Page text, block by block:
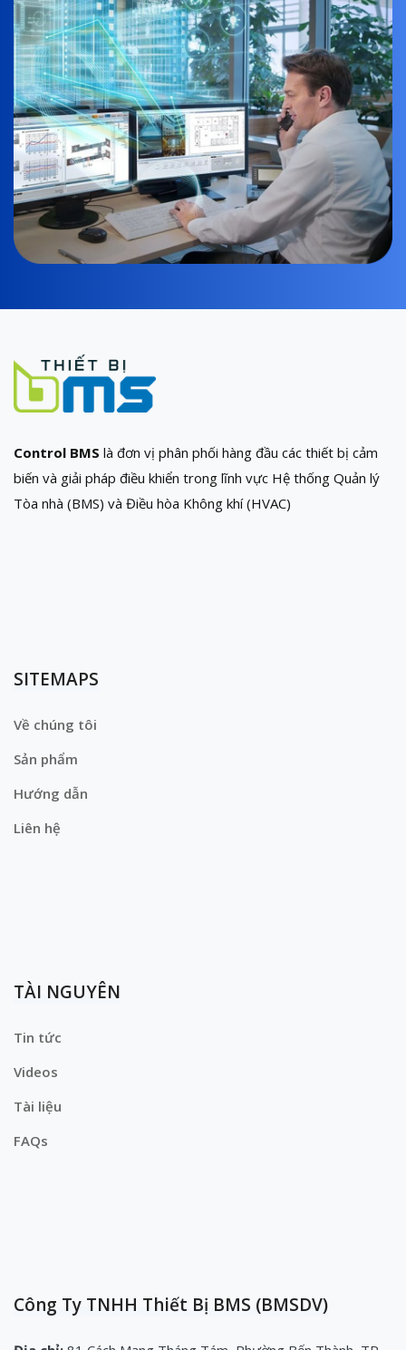
Control BMS là đơn vị phân phối hàng đầu các thiết bị cảm
biến và giải pháp điều khiển trong lĩnh vực Hệ thống Quản lý
Tòa nhà (BMS) và Điều hòa Không khí (HVAC)
SITEMAPS
Về chúng tôi
Sản phẩm
Hướng dẫn
Liên hệ
TÀI NGUYÊN
Tin tức
Videos
Tài liệu
FAQs
Công Ty TNHH Thiết Bị BMS (BMSDV)